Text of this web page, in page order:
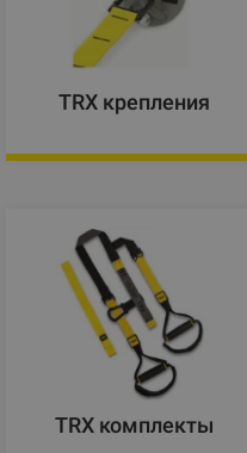
TRX крепления
TRX комплекты